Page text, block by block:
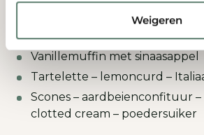
Weigeren
Marshmallow van rood fruit
Vanillemuffin met sinaasappel
Tartelette – lemoncurd –
Scones – aardbeienconfituur
clotted cream – poedersuiker